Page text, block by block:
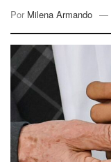
Por Milena Armando